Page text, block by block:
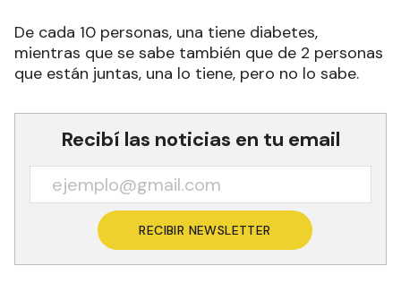
De cada 10 personas, una tiene diabetes,
mientras que se sabe también que de 2 personas
que están juntas, una lo tiene, pero no lo sabe.
Recibí las noticias en tu email
RECIBIR NEWSLETTER